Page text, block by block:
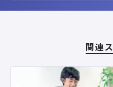
関連